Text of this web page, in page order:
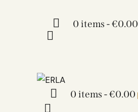
0 items -€0.00
0 items -€0.00